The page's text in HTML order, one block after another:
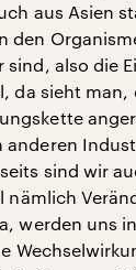
aus Asien
den
sind, also die
da sieht man,
anderen
sind wir
nämlich
werden uns